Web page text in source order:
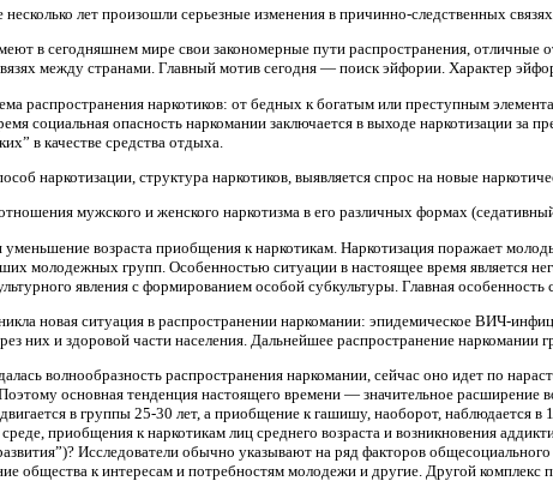
несколько лет произошли серьезные изменения в причинно-следственных
в сегодняшнем мире свои закономерные пути распространения,
между странами. Главный мотив сегодня — поиск эйфории. Характер
распространения наркотиков: от бедных к богатым или преступным
социальная опасность наркомании заключается в выходе наркотизации
в качестве средства отдыха.
наркотизации, структура наркотиков, выявляется спрос на новые
мужского и женского наркотизма в его различных формах
возраста приобщения к наркотикам. Наркотизация поражает
молодежных групп. Особенностью ситуации в настоящее время является
явления с формированием особой субкультуры. Главная
новая ситуация в распространении наркомании: эпидемическое ВИЧ-
них и здоровой части населения. Дальнейшее распространение
волнообразность распространения наркомании, сейчас оно идет по
основная тенденция настоящего времени — значительное
в группы 25-30 лет, а приобщение к гашишу, наоборот, наблюдается
приобщения к наркотикам лиц среднего возраста и возникновения
Исследователи обычно указывают на ряд факторов
общества к интересам и потребностям молодежи и другие. Другой